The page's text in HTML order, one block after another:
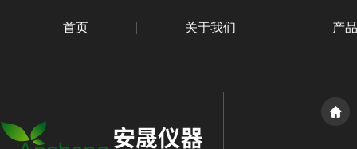
首页 关于我们 产